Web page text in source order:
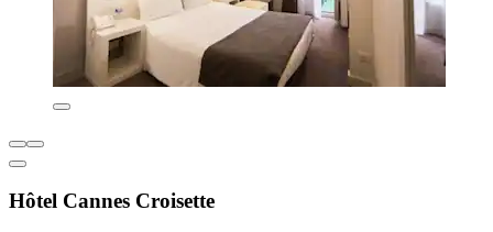
Hôtel Cannes Croisette